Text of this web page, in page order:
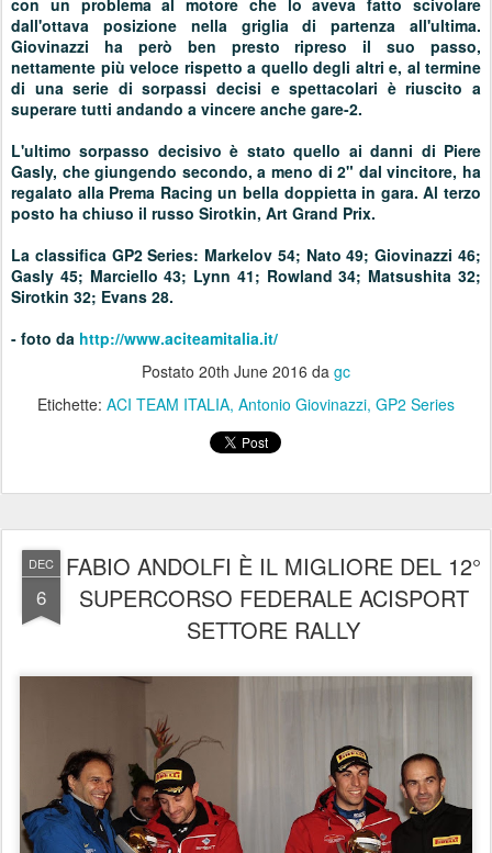
dall'ottava posizione nella griglia di partenza all'ultima.
Giovinazzi ha però ben presto ripreso il suo passo,
nettamente più veloce rispetto a quello degli altri e, al termine
di una serie di sorpassi decisi e spettacolari è riuscito a
superare tutti andando a vincere anche gare-2.
L'ultimo sorpasso decisivo è stato quello ai danni di Piere
Gasly, che giungendo secondo, a meno di 2" dal vincitore, ha
regalato alla Prema Racing un bella doppietta in gara. Al terzo
posto ha chiuso il russo Sirotkin, Art Grand Prix.
La classifica GP2 Series: Markelov 54; Nato 49; Giovinazzi 46;
Gasly 45; Marciello 43; Lynn 41; Rowland 34; Matsushita 32;
Sirotkin 32; Evans 28.
- foto da http://www.aciteamitalia.it/
Postato 20th June 2016 da gc
Etichette: ACI TEAM ITALIA Antonio Giovinazzi GP2 Series
DEC
6
FABIO ANDOLFI È IL MIGLIORE DEL 12°
SUPERCORSO FEDERALE ACISPORT
SETTORE RALLY